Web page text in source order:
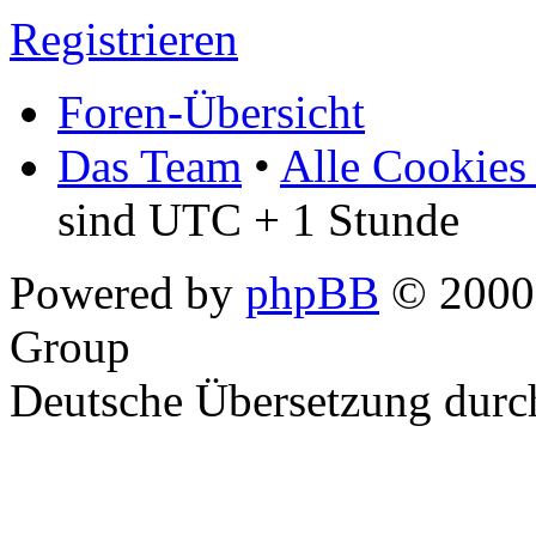
Registrieren
Foren-Übersicht
Das Team • Alle Cookies
sind UTC + 1 Stunde
Powered by phpBB ©
Group
Deutsche Übersetzung